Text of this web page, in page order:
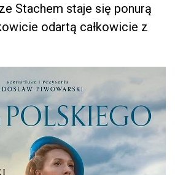
Stachem staje się ponurą
odartą całkowicie z